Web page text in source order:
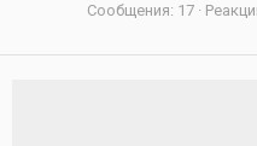
Сообщения 17